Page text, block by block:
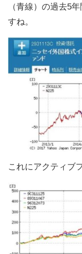
（青線）の過去5
すね。
これにアクティブ